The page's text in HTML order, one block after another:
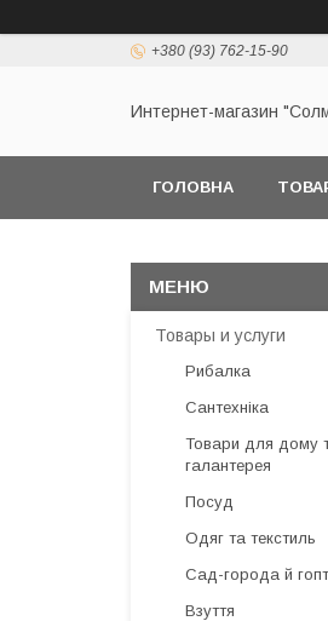
+380 (93) 762-15-90
Интернет-магазин
ГОЛОВНА
Товары и услуги
Рибалка
Сантехніка
Товари для дому
галантерея
Посуд
Одяг та текстиль
Сад-города й
Взуття